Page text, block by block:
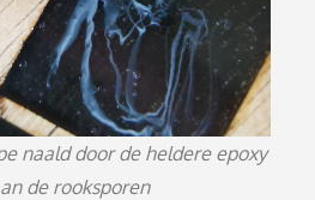
naald door de heldere epoxy
de rooksporen